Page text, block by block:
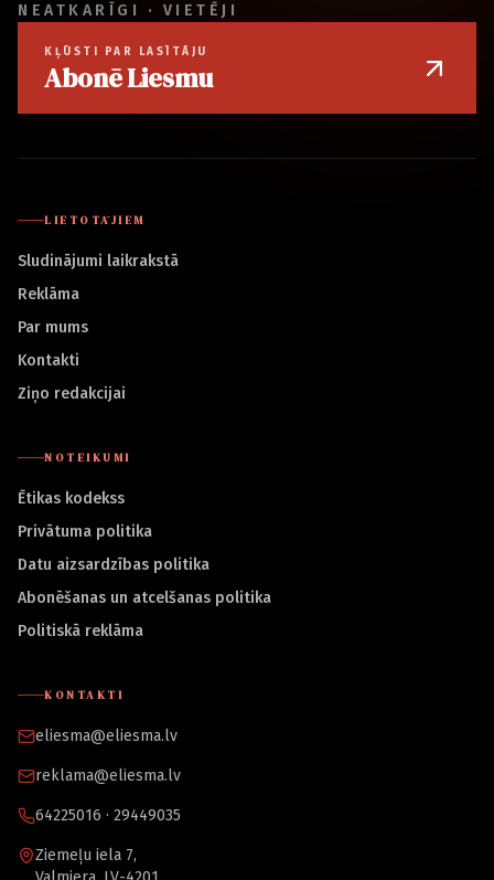
NEATKARĪGI · VIETĒJI
KĻŪSTI PAR LASĪTĀJU
Abonē Liesmu
LIETOTĀJIEM
Sludinājumi laikrakstā
Reklāma
Par mums
Kontakti
Ziņo redakcijai
NOTEIKUMI
Ētikas kodekss
Privātuma politika
Datu aizsardzības politika
Abonēšanas un atcelšanas politika
Politiskā reklāma
KONTAKTI
eliesma@eliesma.lv
reklama@eliesma.lv
64225016 · 29449035
Ziemeļu iela 7,